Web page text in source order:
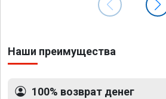
Наши преимущества
100% возврат денег